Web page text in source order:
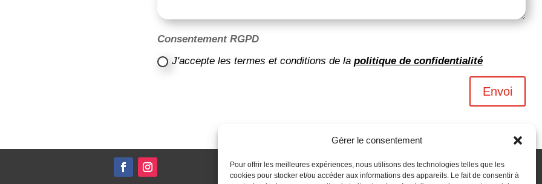
Gérer le consentement
Pour offrir les meilleures expériences, nous utilisons des technologies telles que les
cookies pour stocker et/ou accéder aux informations des appareils. Le fait de consentir à
Consentement RGPD
J'accepte les termes et conditions de la politique de confidentialité
Envoi